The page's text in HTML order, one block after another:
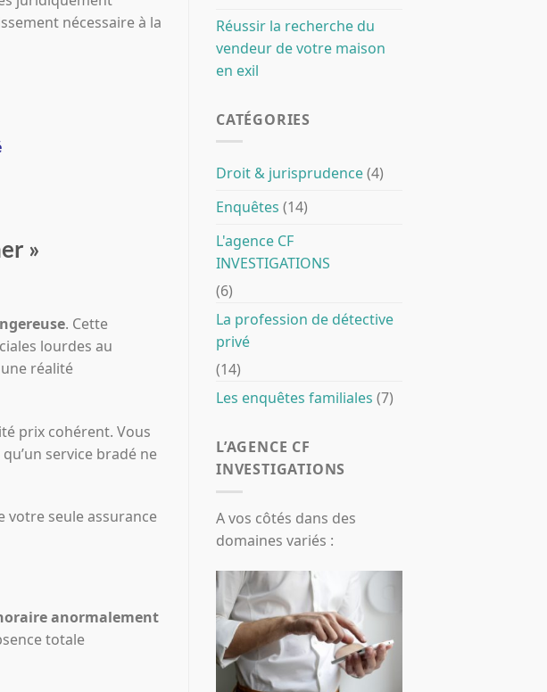
nécessaire à la
»
. Cette
lourdes au
réalité
prix cohérent. Vous
service bradé ne
votre seule assurance
anormalement
totale
Réussir la recherche du
vendeur de votre maison
en exil
CATÉGORIES
Droit & jurisprudence(4)
Enquêtes (14)
L'agence CF
INVESTIGATIONS
(6)
La profession de détective
privé
(14)
Les enquêtes familiales (7)
L’AGENCE CF
INVESTIGATIONS
A vos côtés dans des
domaines variés :